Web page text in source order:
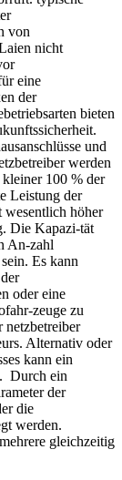
von
nicht
eine
der
bieten
und
werden
100 % der
Leistung der
wesentlich höher
Die Kapazi-tät
An-zahl
Es kann
oder eine
zeuge zu
netzbetreiber
Alternativ oder
kann ein
Durch ein
der
die
werden.
gleichzeitig